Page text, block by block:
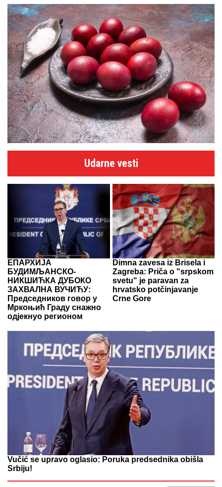
Udarne vesti
ЕПАРХИЈА
БУДИМЉАНСКО-
НИКШИЋКА ДУБОКО
ЗАХВАЛНА ВУЧИЋУ:
Председников говор у
Мркоњић Граду снажно
одјекнуо регионом
Dimna zavesa iz Brisela i
Zagreba: Priča o "srpskom
svetu" je paravan za
hrvatsko potčinjavanje
Crne Gore
Vučić se upravo oglasio: Poruka predsednika obišla
Srbiju!